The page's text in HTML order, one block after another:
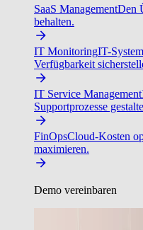
SaaS ManagementDen
behalten.
IT MonitoringIT-
Verfügbarkeit
IT Service Management
Supportprozesse
FinOpsCloud-Kosten
maximieren.
Demo vereinbaren